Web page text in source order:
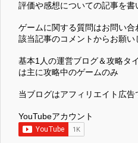
評価や感想についての記事を書
ゲームに関する質問はお問い
該当記事のコメントからお願い
基本1人の運営ブログ＆攻略タ
は主に攻略中のゲームのみ
当ブログはアフィリエイト広告
YouTubeアカウント